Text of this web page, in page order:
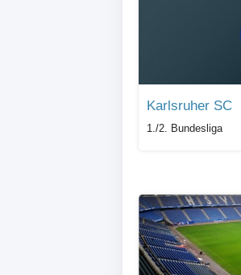
Karlsruher SC
1./2. Bundesliga